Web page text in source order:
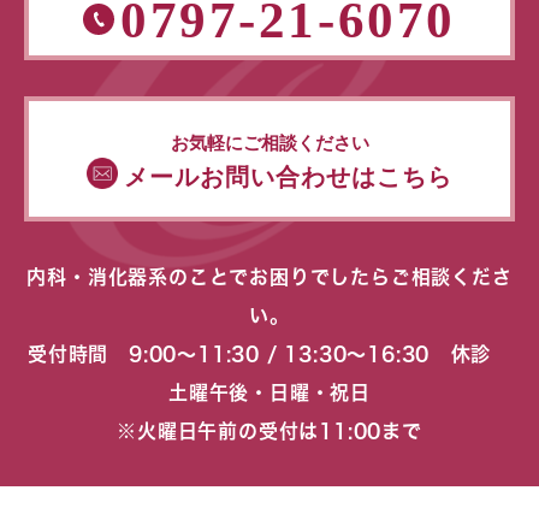
0797-21-6070
お気軽にご相談ください
メールお問い合わせはこちら
内科・消化器系のことでお困りでしたらご相談くださ
い。
受付時間 9:00〜11:30 / 13:30〜16:30 休診
土曜午後・日曜・祝日
※火曜日午前の受付は11:00まで